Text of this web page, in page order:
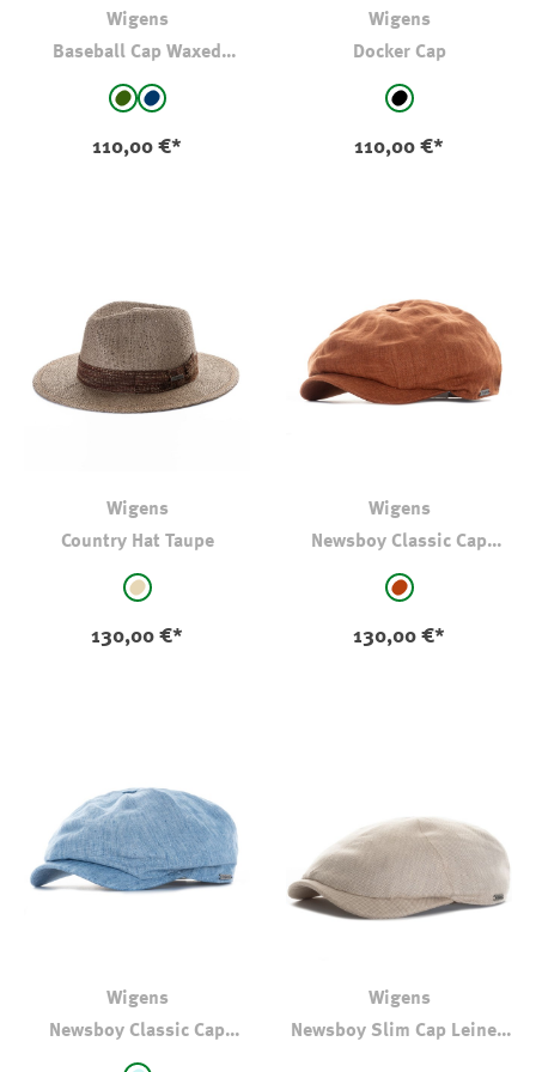
Wigens
Baseball Cap Waxed
auswählen
dkl oliv-kaki
marine
(Diese Option ist zurzeit nicht verfügbar.)
110,00 €*
Wigens
Docker Cap
auswählen
schwarz
110,00 €*
Wigens
Country Hat Taupe
auswählen
beige
130,00 €*
Wigens
Newsboy Classic Cap
auswählen
rost
130,00 €*
Wigens
Newsboy Classic Cap
Wigens
Newsboy Slim Cap Leinen